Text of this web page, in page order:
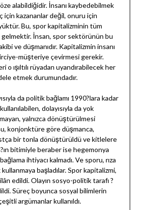
alabildiğidir. İnsanı kaybedebilmek
için kazananlar değil, onuru için
Bu, spor kapitalizminin tüm
gelmektir. İnsan, spor sektörünün bu
ve düşmanıdır. Kapitalizmin insanı
müşteriye çevirmesi gerekir.
o ışıltılı rüyadan uyandırabilecek her
etmek durumundadır.
da politik bağlamı 1990?lara kadar
dolayısıyla da yok
yalnızca dönüştürülmesi
konjonktüre göre düşmanca,
bir tonla dönüştürüldü ve kitlelere
bitimiyle beraber ise hegemonya
ihtiyacı kalmadı. Ve sporu, rıza
başladılar. Spor kapitalizmi,
edildi. Olayın sosyo-politik tarafı ?
Süreç boyunca sosyal bilimlerin
argümanlar kullanıldı.